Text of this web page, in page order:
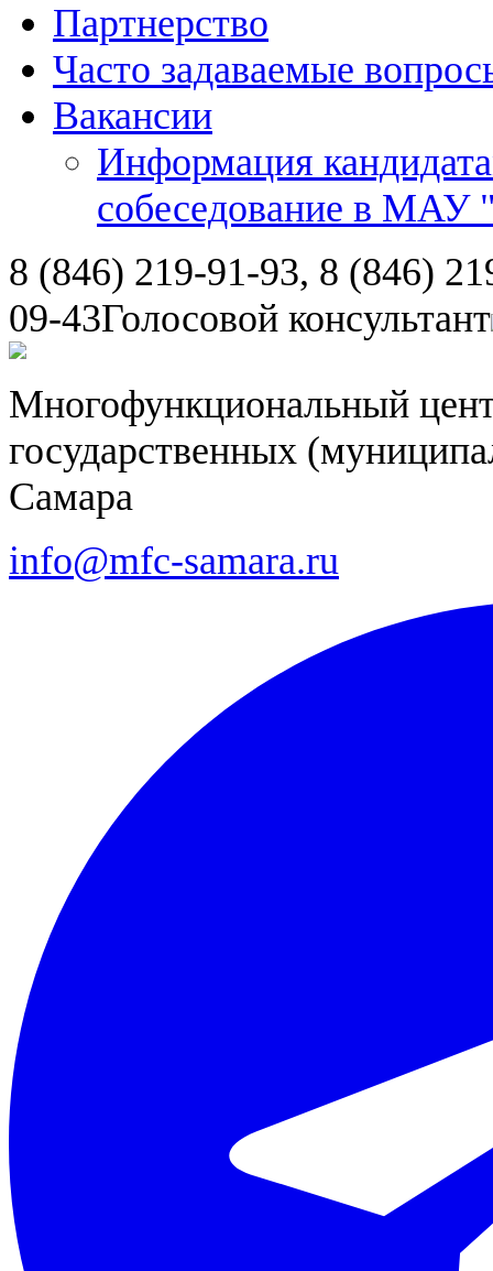
Партнерство
Часто задаваемые
Вакансии
Информация
собеседование в
8 (846) 219-91-93, 8 (846)
09-43Голосовой консультант
Многофункциональный
государственных
Самара
info@mfc-samara.ru